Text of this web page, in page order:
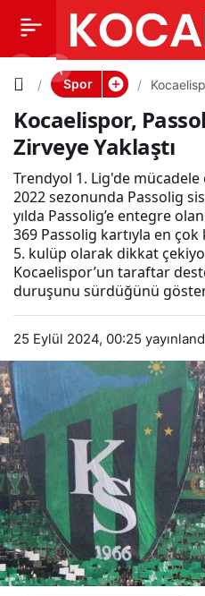
Spor
Kocaelispor,
Zirveye Yaklaştı
Trendyol 1. Lig'de mücadele
2022 sezonunda Passolig
yılda Passolig’e entegre
369 Passolig kartıyla en
5. kulüp olarak dikkat
Kocaelispor’un taraftar
duruşunu sürdüğünü
25 Eylül 2024, 00:25
Kocaelisp
Passolig
Kart
Sayısında
Zirveye
Yaklaştı